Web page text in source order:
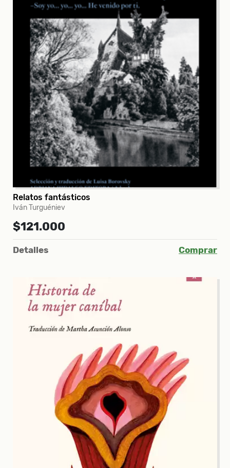
Relatos fantásticos
Iván Turguéniev
$121.000
Detalles Comprar